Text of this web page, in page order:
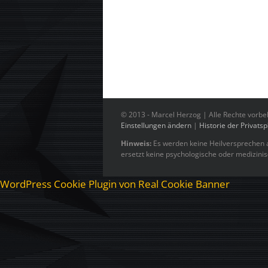
© 2013 - Marcel Herzog | Alle Rechte
Einstellungen ändern | Historie der
Hinweis: Es werden keine
ersetzt keine psychologische oder
WordPress Cookie Plugin von Real Cookie Banner